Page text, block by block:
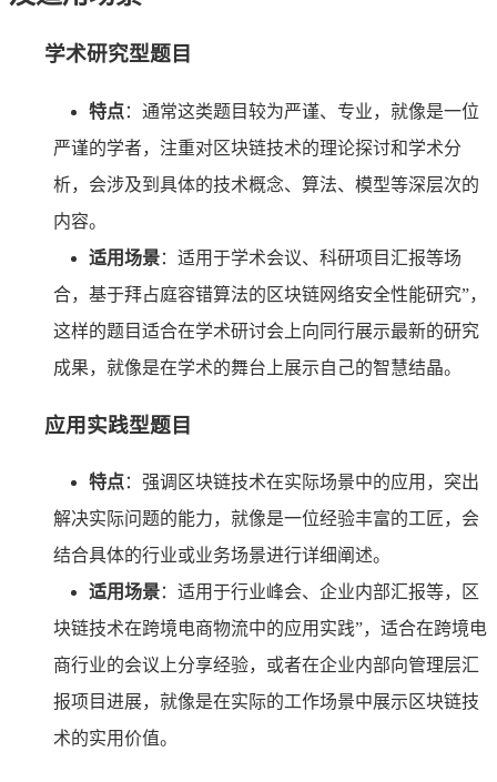
学术研究型题目
特点：通常这类题目较为严谨、专业，就像是一位
严谨的学者，注重对区块链技术的理论探讨和学术分
析，会涉及到具体的技术概念、算法、模型等深层次的
内容。
适用场景：适用于学术会议、科研项目汇报等场
合，基于拜占庭容错算法的区块链网络安全性能研究”，
这样的题目适合在学术研讨会上向同行展示最新的研究
成果，就像是在学术的舞台上展示自己的智慧结晶。
应用实践型题目
特点：强调区块链技术在实际场景中的应用，突出
解决实际问题的能力，就像是一位经验丰富的工匠，会
结合具体的行业或业务场景进行详细阐述。
适用场景：适用于行业峰会、企业内部汇报等，区
块链技术在跨境电商物流中的应用实践”，适合在跨境电
商行业的会议上分享经验，或者在企业内部向管理层汇
报项目进展，就像是在实际的工作场景中展示区块链技
术的实用价值。